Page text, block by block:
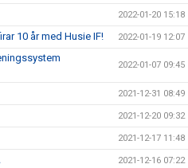
2022-01-20 15:18
10 år med Husie IF! 2022-01-19 12:07
2022-01-07 09:45
2021-12-31 08:49
2021-12-20 09:32
2021-12-17 11:48
2021-12-16 07:22